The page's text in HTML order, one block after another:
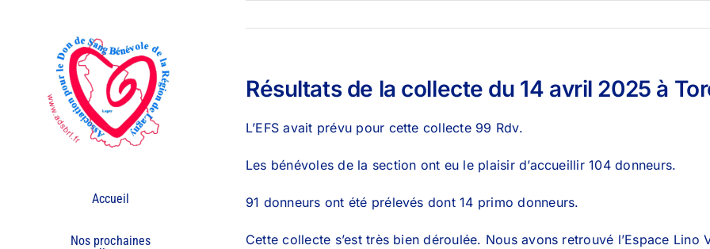
Accueil
Nos prochaines
Résultats de la collecte du 14 avril 2025 à
L’EFS avait prévu pour cette collecte 99 Rdv.
Les bénévoles de la section ont eu le plaisir d’accueillir 104 donneurs.
91 donneurs ont été prélevés dont 14 primo donneurs.
Cette collecte s’est très bien déroulée. Nous avons retrouvé l’Espace